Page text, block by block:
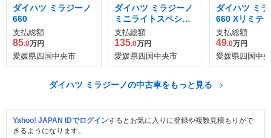
ダイハツ ミラジーノ
660
支払総額
85.0万円
愛媛県四国中央市
ダイハツ ミラジーノ
ミニライトスペシャ
ル FR仕様
支払総額
135.0万円
愛媛県四国中央市
ダイハツ ミ
660 Xリミテ
支払総額
49.0万円
愛媛県四国中
ダイハツ ミラジーノの中古車をもっと見る
Yahoo! JAPAN IDでログインするとお気に入りに登録や複数見積もりがで
きるようになります。